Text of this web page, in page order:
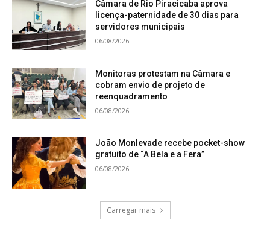
Câmara de Rio Piracicaba aprova
licença-paternidade de 30 dias para
servidores municipais
06/08/2026
Monitoras protestam na Câmara e
cobram envio de projeto de
reenquadramento
06/08/2026
João Monlevade recebe pocket-show
gratuito de “A Bela e a Fera”
06/08/2026
Carregar mais